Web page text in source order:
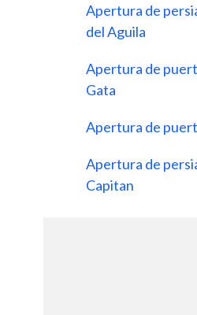
Apertura de
del Aguila
Apertura de
Gata
Apertura de
Apertura de
Capitan